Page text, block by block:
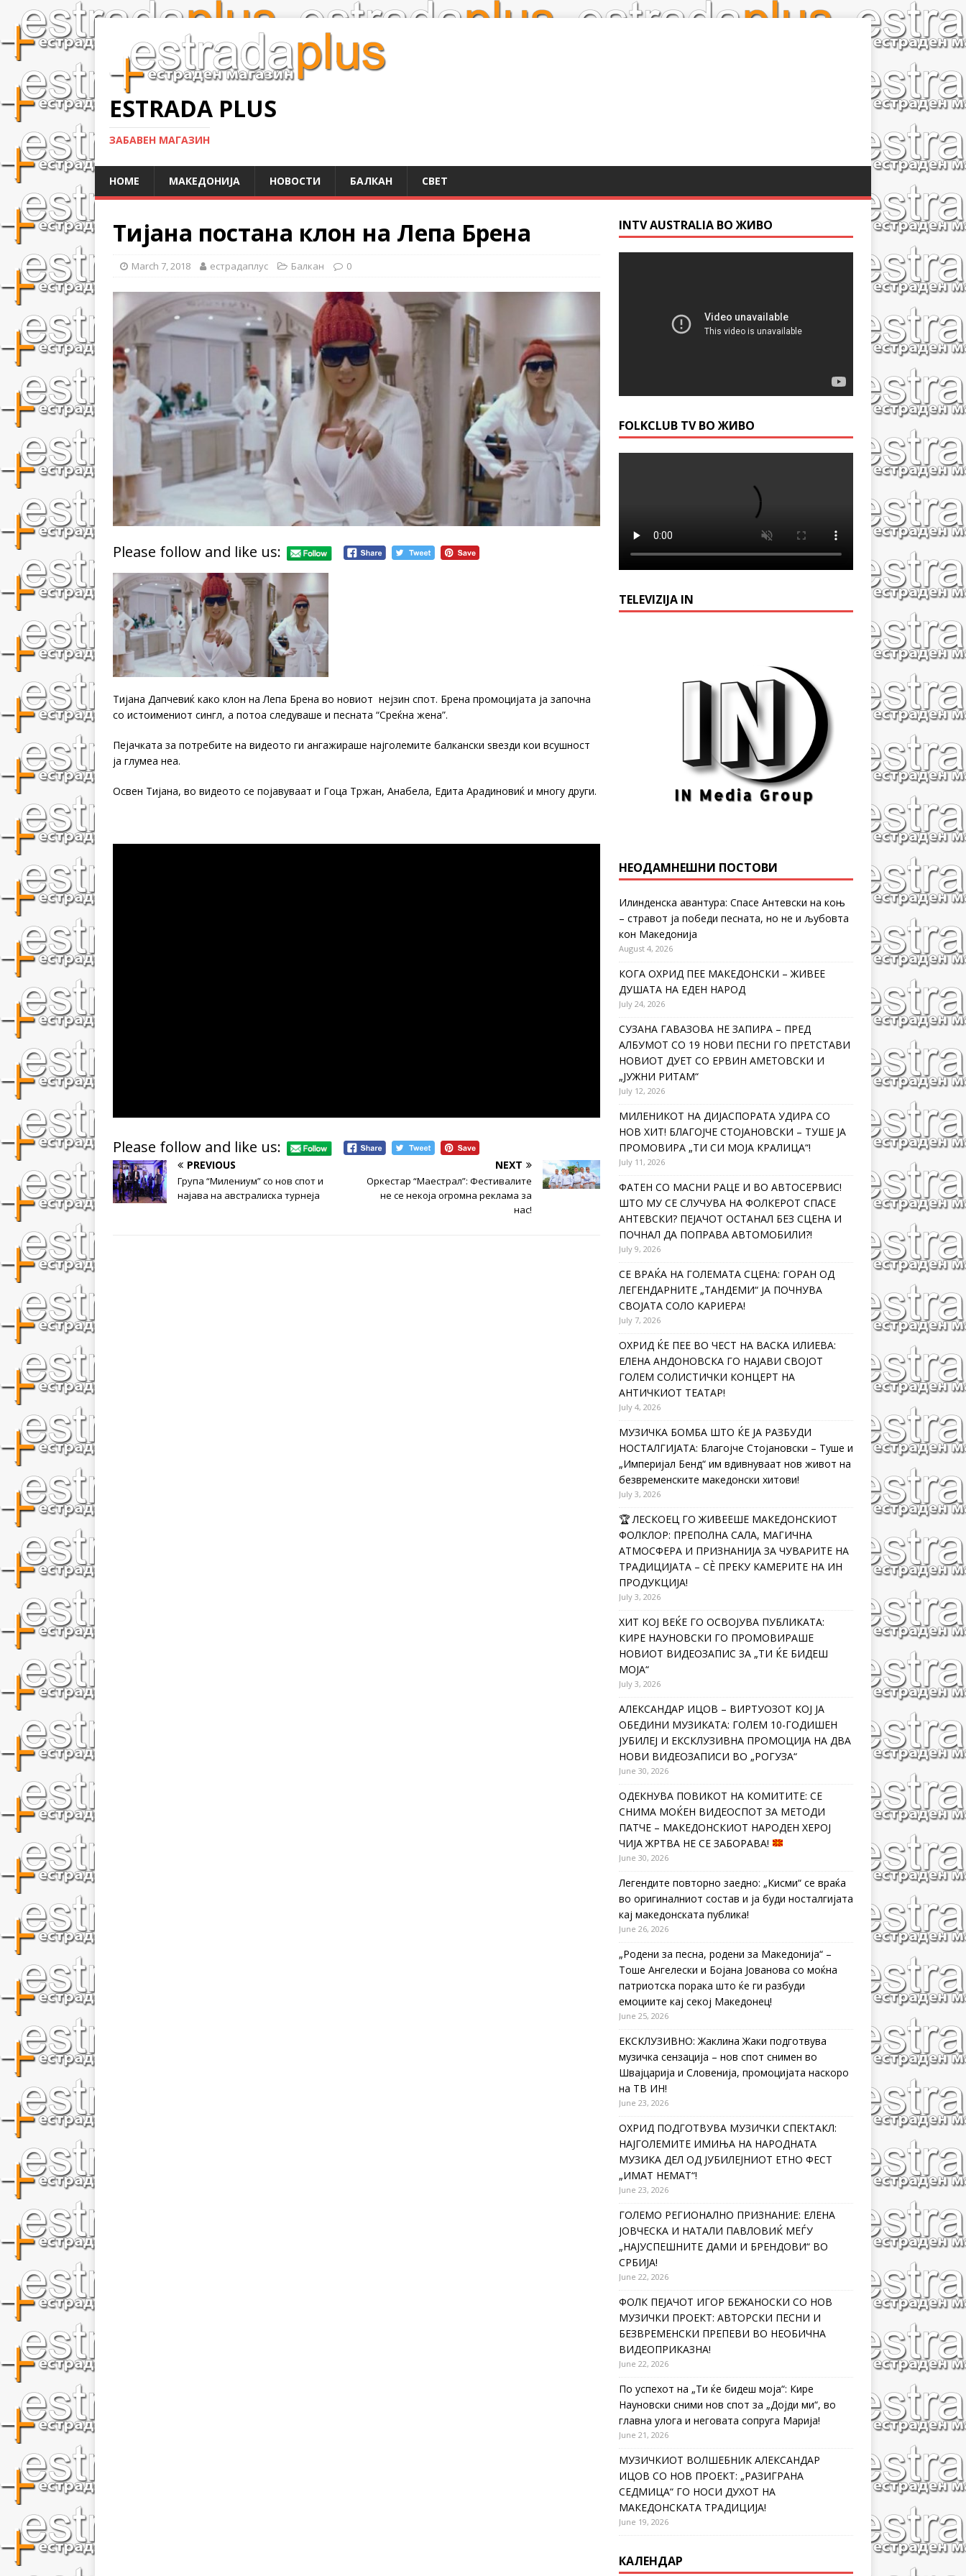
ESTRADA PLUS
ЗАБАВЕН МАГАЗИН
HOME МАКЕДОНИЈА НОВОСТИ БАЛКАН СВЕТ
Тијана постана клон на Лепа Брена
March 7, 2018 естрадаплус Балкан 0
Please follow and like us:
Тијана Дапчевиќ како клон на Лепа Брена во новиот нејзин спот. Брена промоцијата ја започна
со истоимениот сингл, а потоа следуваше и песната “Среќна жена”.
Пејачката за потребите на видеото ги ангажираше најголемите балкански ѕвезди кои всушност
ја глумеа неа.
Освен Тијана, во видеото се појавуваат и Гоца Тржан, Анабела, Едита Арадиновиќ и многу други.
Please follow and like us:
PREVIOUS
Група “Милениум” со нов спот и
најава на австралиска турнеја
NEXT
Оркестар “Маестрал”: Фестивалите
не се некоја огромна реклама за
нас!
INTV AUSTRALIA ВО ЖИВО
FOLKCLUB TV ВО ЖИВО
TELEVIZIJA IN
НЕОДАМНЕШНИ ПОСТОВИ
Илинденска авантура: Спасе Антевски на коњ
– стравот ја победи песната, но не и љубовта
кон Македонија
August 4, 2026
КОГА ОХРИД ПЕЕ МАКЕДОНСКИ – ЖИВЕЕ
ДУШАТА НА ЕДЕН НАРОД
July 24, 2026
СУЗАНА ГАВАЗОВА НЕ ЗАПИРА – ПРЕД
АЛБУМОТ СО 19 НОВИ ПЕСНИ ГО ПРЕТСТАВИ
НОВИОТ ДУЕТ СО ЕРВИН АМЕТОВСКИ И
„ЈУЖНИ РИТАМ“
July 12, 2026
МИЛЕНИКОТ НА ДИЈАСПОРАТА УДИРА СО
НОВ ХИТ! БЛАГОЈЧЕ СТОЈАНОВСКИ – ТУШЕ ЈА
ПРОМОВИРА „ТИ СИ МОЈА КРАЛИЦА“!
July 11, 2026
ФАТЕН СО МАСНИ РАЦЕ И ВО АВТОСЕРВИС!
ШТО МУ СЕ СЛУЧУВА НА ФОЛКЕРОТ СПАСЕ
АНТЕВСКИ? ПЕЈАЧОТ ОСТАНАЛ БЕЗ СЦЕНА И
ПОЧНАЛ ДА ПОПРАВА АВТОМОБИЛИ?!
July 9, 2026
СЕ ВРАЌА НА ГОЛЕМАТА СЦЕНА: ГОРАН ОД
ЛЕГЕНДАРНИТЕ „ТАНДЕМИ“ ЈА ПОЧНУВА
СВОЈАТА СОЛО КАРИЕРА!
July 7, 2026
ОХРИД ЌЕ ПЕЕ ВО ЧЕСТ НА ВАСКА ИЛИЕВА:
ЕЛЕНА АНДОНОВСКА ГО НАЈАВИ СВОЈОТ
ГОЛЕМ СОЛИСТИЧКИ КОНЦЕРТ НА
АНТИЧКИОТ ТЕАТАР!
July 4, 2026
МУЗИЧКА БОМБА ШТО ЌЕ ЈА РАЗБУДИ
НОСТАЛГИЈАТА: Благојче Стојановски – Туше и
„Империјал Бенд“ им вдивнуваат нов живот на
безвременските македонски хитови!
July 3, 2026
🏆 ЛЕСКОЕЦ ГО ЖИВЕЕШЕ МАКЕДОНСКИОТ
ФОЛКЛОР: ПРЕПОЛНА САЛА, МАГИЧНА
АТМОСФЕРА И ПРИЗНАНИЈА ЗА ЧУВАРИТЕ НА
ТРАДИЦИЈАТА – СÈ ПРЕКУ КАМЕРИТЕ НА ИН
ПРОДУКЦИЈА!
July 3, 2026
ХИТ КОЈ ВЕЌЕ ГО ОСВОЈУВА ПУБЛИКАТА:
КИРЕ НАУНОВСКИ ГО ПРОМОВИРАШЕ
НОВИОТ ВИДЕОЗАПИС ЗА „ТИ ЌЕ БИДЕШ
МОЈА“
July 3, 2026
АЛЕКСАНДАР ИЦОВ – ВИРТУОЗОТ КОЈ ЈА
ОБЕДИНИ МУЗИКАТА: ГОЛЕМ 10-ГОДИШЕН
ЈУБИЛЕЈ И ЕКСКЛУЗИВНА ПРОМОЦИЈА НА ДВА
НОВИ ВИДЕОЗАПИСИ ВО „РОГУЗА“
June 30, 2026
ОДЕКНУВА ПОВИКОТ НА КОМИТИТЕ: СЕ
СНИМА МОЌЕН ВИДЕОСПОТ ЗА МЕТОДИ
ПАТЧЕ – МАКЕДОНСКИОТ НАРОДЕН ХЕРОЈ
ЧИЈА ЖРТВА НЕ СЕ ЗАБОРАВА!
June 30, 2026
Легендите повторно заедно: „Кисми“ се враќа
во оригиналниот состав и ја буди носталгијата
кај македонската публика!
June 26, 2026
„Родени за песна, родени за Македонија“ –
Тоше Ангелески и Бојана Јованова со моќна
патриотска порака што ќе ги разбуди
емоциите кај секој Македонец!
June 25, 2026
ЕКСКЛУЗИВНО: Жаклина Жаки подготвува
музичка сензација – нов спот снимен во
Швајцарија и Словенија, промоцијата наскоро
на ТВ ИН!
June 23, 2026
ОХРИД ПОДГОТВУВА МУЗИЧКИ СПЕКТАКЛ:
НАЈГОЛЕМИТЕ ИМИЊА НА НАРОДНАТА
МУЗИКА ДЕЛ ОД ЈУБИЛЕЈНИОТ ЕТНО ФЕСТ
„ИМАТ НЕМАТ“!
June 23, 2026
ГОЛЕМО РЕГИОНАЛНО ПРИЗНАНИЕ: ЕЛЕНА
ЈОВЧЕСКА И НАТАЛИ ПАВЛОВИЌ МЕЃУ
„НАЈУСПЕШНИТЕ ДАМИ И БРЕНДОВИ“ ВО
СРБИЈА!
June 22, 2026
ФОЛК ПЕЈАЧОТ ИГОР БЕЖАНОСКИ СО НОВ
МУЗИЧКИ ПРОЕКТ: АВТОРСКИ ПЕСНИ И
БЕЗВРЕМЕНСКИ ПРЕПЕВИ ВО НЕОБИЧНА
ВИДЕОПРИКАЗНА!
June 22, 2026
По успехот на „Ти ќе бидеш моја“: Кире
Науновски сними нов спот за „Дојди ми“, во
главна улога и неговата сопруга Марија!
June 21, 2026
МУЗИЧКИОТ ВОЛШЕБНИК АЛЕКСАНДАР
ИЦОВ СО НОВ ПРОЕКТ: „РАЗИГРАНА
СЕДМИЦА“ ГО НОСИ ДУХОТ НА
МАКЕДОНСКАТА ТРАДИЦИЈА!
June 19, 2026
КАЛЕНДАР